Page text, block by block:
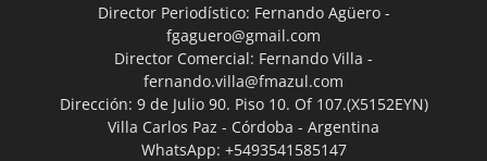
Director Periodístico: Fernando Agüero -
fgaguero@gmail.com
Director Comercial: Fernando Villa -
fernando.villa@fmazul.com
Dirección: 9 de Julio 90. Piso 10. Of 107.(X5152EYN)
Villa Carlos Paz - Córdoba - Argentina
WhatsApp: +5493541585147